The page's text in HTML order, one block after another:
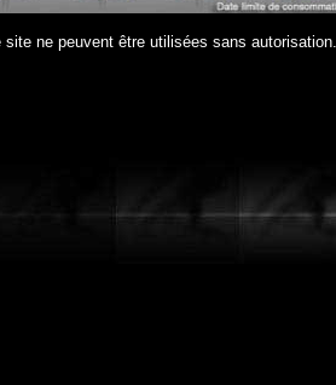
ne peuvent être utilisées sans autorisation.